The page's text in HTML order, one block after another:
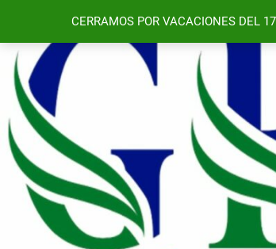
contenido
CERRAMOS POR VACACIONES DEL